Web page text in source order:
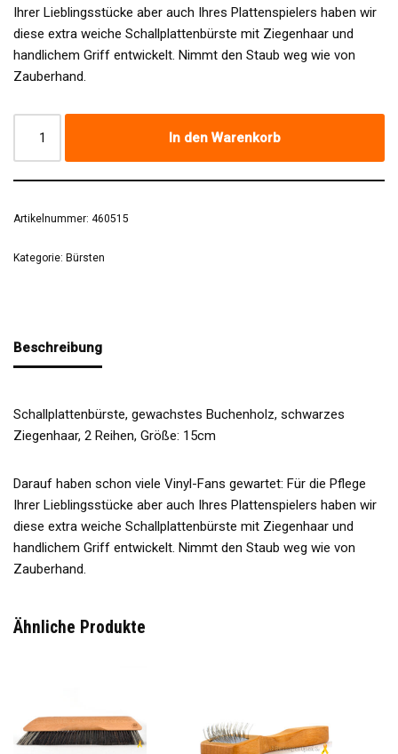
Ihrer Lieblingsstücke aber auch Ihres Plattenspielers haben wir
diese extra weiche Schallplattenbürste mit Ziegenhaar und
handlichem Griff entwickelt. Nimmt den Staub weg wie von
Zauberhand.
In den Warenkorb
Artikelnummer: 460515
Kategorie: Bürsten
Beschreibung
Schallplattenbürste, gewachstes Buchenholz, schwarzes
Ziegenhaar, 2 Reihen, Größe: 15cm
Darauf haben schon viele Vinyl-Fans gewartet: Für die Pflege
Ihrer Lieblingsstücke aber auch Ihres Plattenspielers haben wir
diese extra weiche Schallplattenbürste mit Ziegenhaar und
handlichem Griff entwickelt. Nimmt den Staub weg wie von
Zauberhand.
Ähnliche Produkte